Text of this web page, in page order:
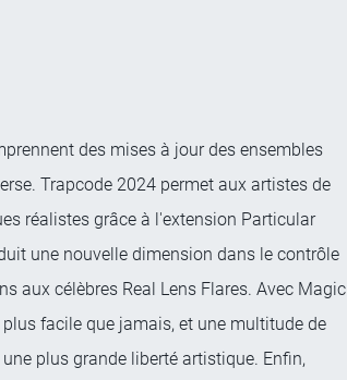
des mises à jour des ensembles
Trapcode 2024 permet aux artistes de
réalistes grâce à l'extension Particular
une nouvelle dimension dans le contrôle
aux célèbres Real Lens Flares. Avec Magic
facile que jamais, et une multitude de
plus grande liberté artistique. Enfin,